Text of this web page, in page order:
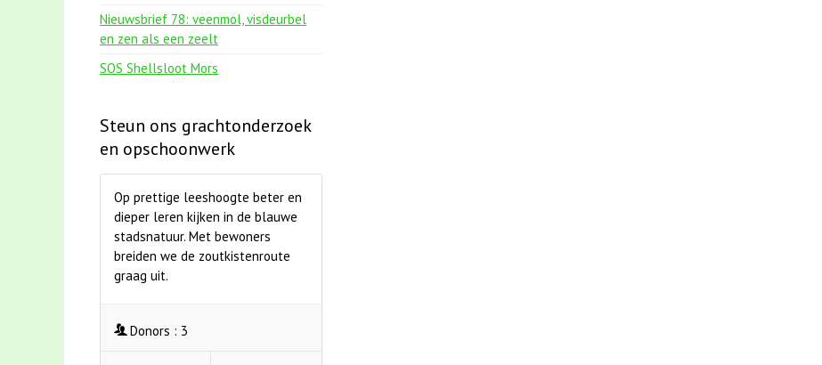
Nieuwsbrief 78: veenmol, visdeurbel
en zen als een zeelt
SOS Shellsloot Mors
Steun ons grachtonderzoek
en opschoonwerk
Op prettige leeshoogte beter en
dieper leren kijken in de blauwe
stadsnatuur. Met bewoners
breiden we de zoutkistenroute
graag uit.
Donors : 3